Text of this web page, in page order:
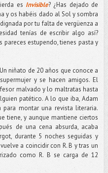
es Invisible? ¿Has dejado de
y os habéis dado al Sol y sombra
por tu falta de vergüenza a
tenías de escribir algo así?
pareces estupendo, tienes pasta y
niñato de 20 años que conoce a
y se hacen amigos. El
malvado y lo maltratas hasta
patético. A lo que iba, Adam
montar una revista literaria.
tiene, y aunque mantiene ciertos
de una cena absurda, acaba
durante 5 noches seguidas y
a coincidir con R. B y tras un
como R. B se carga de 12